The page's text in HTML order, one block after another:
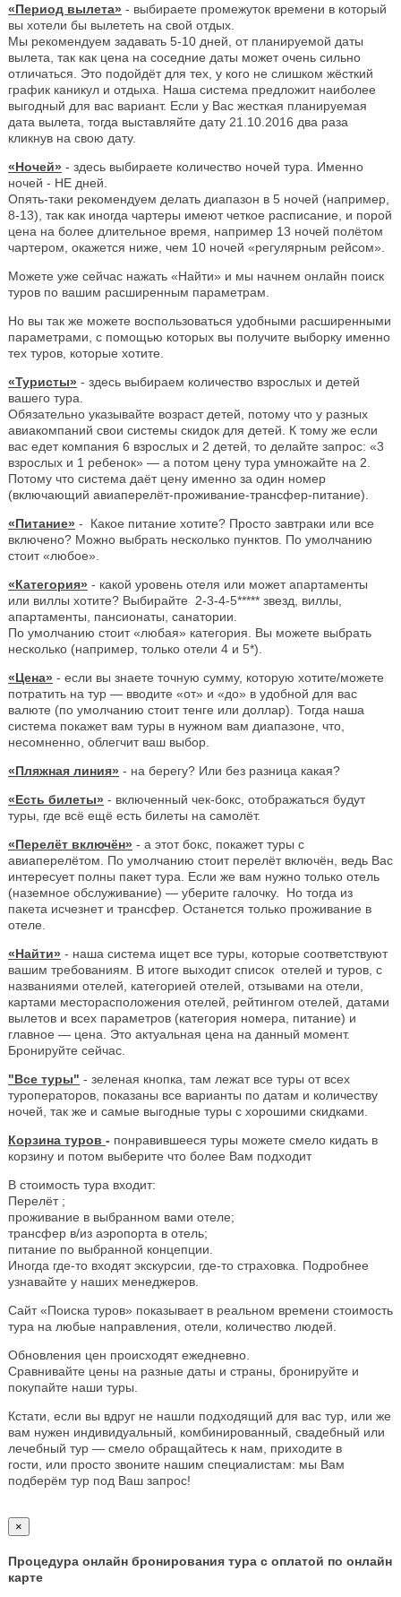
«Период вылета» - выбираете промежуток времени в который
вы хотели бы вылететь на свой отдых.
Мы рекомендуем задавать 5-10 дней, от планируемой даты
вылета, так как цена на соседние даты может очень сильно
отличаться. Это подойдёт для тех, у кого не слишком жёсткий
график каникул и отдыха. Наша система предложит наиболее
выгодный для вас вариант. Если у Вас жесткая планируемая
дата вылета, тогда выставляйте дату 21.10.2016 два раза
кликнув на свою дату.
«Ночей» - здесь выбираете количество ночей тура. Именно
ночей - НЕ дней.
Опять-таки рекомендуем делать диапазон в 5 ночей (например,
8-13), так как иногда чартеры имеют четкое расписание, и порой
цена на более длительное время, например 13 ночей полётом
чартером, окажется ниже, чем 10 ночей «регулярным рейсом».
Можете уже сейчас нажать «Найти» и мы начнем онлайн поиск
туров по вашим расширенным параметрам.
Но вы так же можете воспользоваться удобными расширенными
параметрами, с помощью которых вы получите выборку именно
тех туров, которые хотите.
«Туристы» - здесь выбираем количество взрослых и детей
вашего тура.
Обязательно указывайте возраст детей, потому что у разных
авиакомпаний свои системы скидок для детей. К тому же если
вас едет компания 6 взрослых и 2 детей, то делайте запрос: «3
взрослых и 1 ребенок» — а потом цену тура умножайте на 2.
Потому что система даёт цену именно за один номер
(включающий авиаперелёт-проживание-трансфер-питание).
«Питание» - Какое питание хотите? Просто завтраки или все
включено? Можно выбрать несколько пунктов. По умолчанию
стоит «любое».
«Категория» - какой уровень отеля или может апартаменты
или виллы хотите? Выбирайте 2-3-4-5***** звезд, виллы,
апартаменты, пансионаты, санатории.
По умолчанию стоит «любая» категория. Вы можете выбрать
несколько (например, только отели 4 и 5*).
«Цена» - если вы знаете точную сумму, которую хотите/можете
потратить на тур — вводите «от» и «до» в удобной для вас
валюте (по умолчанию стоит тенге или доллар). Тогда наша
система покажет вам туры в нужном вам диапазоне, что,
несомненно, облегчит ваш выбор.
«Пляжная линия» - на берегу? Или без разница какая?
«Есть билеты» - включенный чек-бокс, отображаться будут
туры, где всё ещё есть билеты на самолёт.
«Перелёт включён» - а этот бокс, покажет туры с
авиаперелётом. По умолчанию стоит перелёт включён, ведь Вас
интересует полны пакет тура. Если же вам нужно только отель
(наземное обслуживание) — уберите галочку. Но тогда из
пакета исчезнет и трансфер. Останется только проживание в
отеле.
«Найти» - наша система ищет все туры, которые соответствуют
вашим требованиям. В итоге выходит список отелей и туров, с
названиями отелей, категорией отелей, отзывами на отели,
картами месторасположения отелей, рейтингом отелей, датами
вылетов и всех параметров (категория номера, питание) и
главное — цена. Это актуальная цена на данный момент.
Бронируйте сейчас.
"Все туры" - зеленая кнопка, там лежат все туры от всех
туроператоров, показаны все варианты по датам и количеству
ночей, так же и самые выгодные туры с хорошими скидками.
Корзина туров - понравившееся туры можете смело кидать в
корзину и потом выберите что более Вам подходит
В стоимость тура входит:
Перелёт ;
проживание в выбранном вами отеле;
трансфер в/из аэропорта в отель;
питание по выбранной концепции.
Иногда где-то входят экскурсии, где-то страховка. Подробнее
узнавайте у наших менеджеров.
Сайт «Поиска туров» показывает в реальном времени стоимость
тура на любые направления, отели, количество людей.
Обновления цен происходят ежедневно.
Сравнивайте цены на разные даты и страны, бронируйте и
покупайте наши туры.
Кстати, если вы вдруг не нашли подходящий для вас тур, или же
вам нужен индивидуальный, комбинированный, свадебный или
лечебный тур — смело обращайтесь к нам, приходите в
гости, или просто звоните нашим специалистам: мы Вам
подберём тур под Ваш запрос!
×
Процедура онлайн бронирования тура с оплатой по онлайн
карте